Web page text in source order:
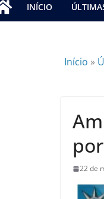
INÍCIO
Início »
22 de